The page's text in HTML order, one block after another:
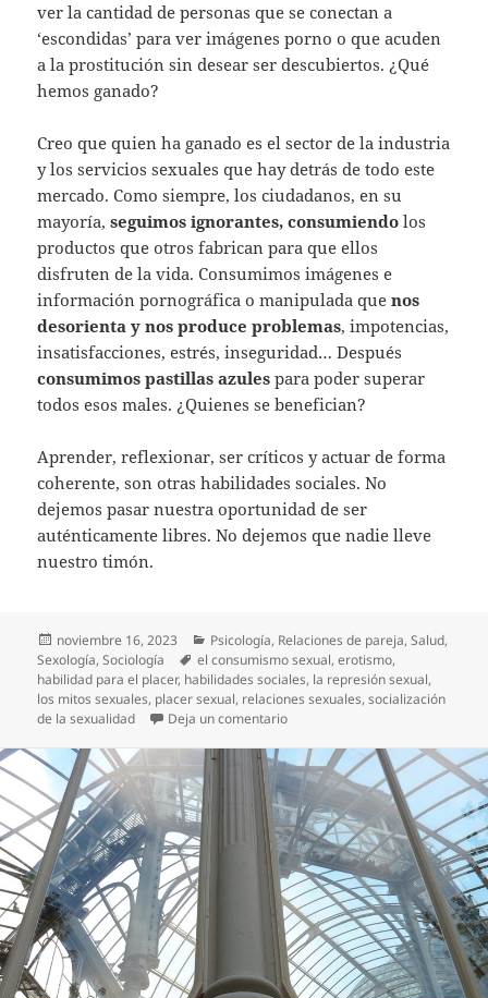
ver la cantidad de personas que se conectan a
‘escondidas’ para ver imágenes porno o que acuden
a la prostitución sin desear ser descubiertos. ¿Qué
hemos ganado?
Creo que quien ha ganado es el sector de la industria
y los servicios sexuales que hay detrás de todo este
mercado. Como siempre, los ciudadanos, en su
mayoría,seguimos ignorantes, consumiendolos
productos que otros fabrican para que ellos
disfruten de la vida. Consumimos imágenes e
información pornográfica o manipulada quenos
desorienta y nos produce problemas, impotencias,
insatisfacciones, estrés, inseguridad… Después
consumimos pastillas azulespara poder superar
todos esos males. ¿Quienes se benefician?
Aprender, reflexionar, ser críticos y actuar de forma
coherente, son otras habilidades sociales. No
dejemos pasar nuestra oportunidad de ser
auténticamente libres. No dejemos que nadie lleve
nuestro timón.
Publicado
el
noviembre 16, 2023 Categorías
Psicología, Relaciones de pareja,Salud,
Sexología,Sociología Etiquetas
el consumismo sexual,erotismo,
habilidad para el placer, habilidades sociales, la represión sexual,
los mitos sexuales, placer sexual, relaciones sexuales,socialización
de la sexualidad
Deja un comentarioen El placer sexual como